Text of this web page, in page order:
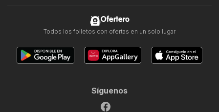
Ofertero
Todos los folletos con ofertas en un solo lugar
Síguenos